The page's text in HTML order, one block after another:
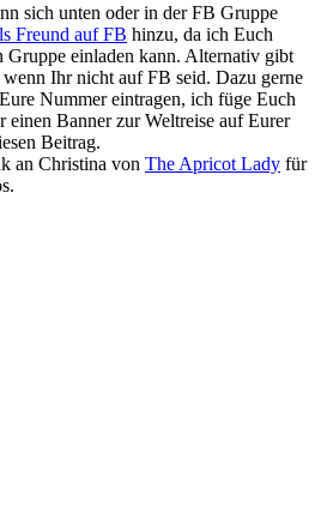
sich unten oder in der FB Gruppe
Freund auf FB hinzu, da ich Euch
Gruppe einladen kann. Alternativ gibt
Ihr nicht auf FB seid. Dazu gerne
Nummer eintragen, ich füge Euch
Banner zur Weltreise auf Eurer
Beitrag.
an Christina von The Apricot Lady für